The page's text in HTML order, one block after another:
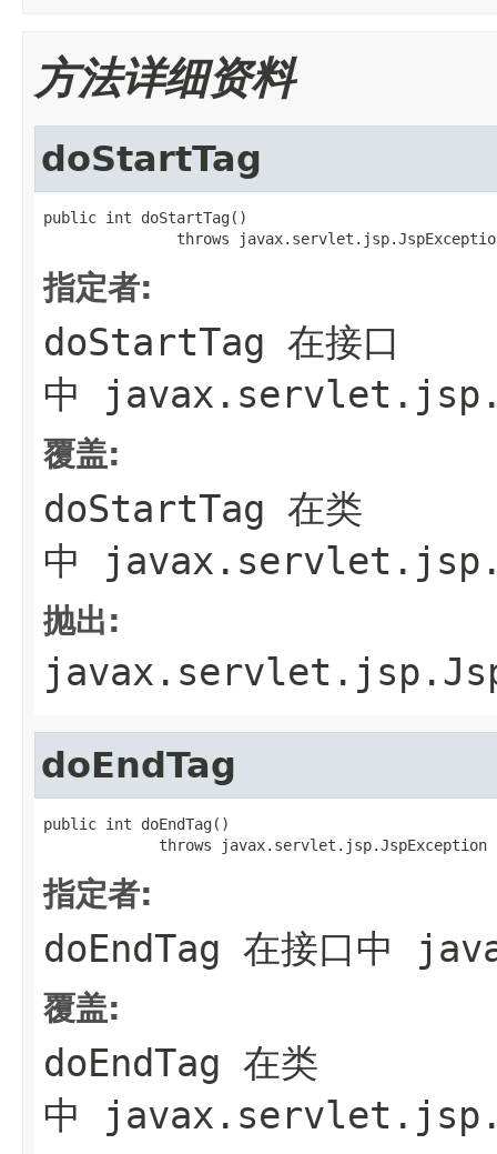
方法详细资料
doStartTag
public int doStartTag()
throws
指定者:
doStartTag 在接口
中
覆盖:
doStartTag 在类
中
抛出:
doEndTag
public int doEndTag()
             throws javax.servlet.jsp.JspException
指定者:
doEndTag 在接口中
覆盖:
doEndTag 在类
中